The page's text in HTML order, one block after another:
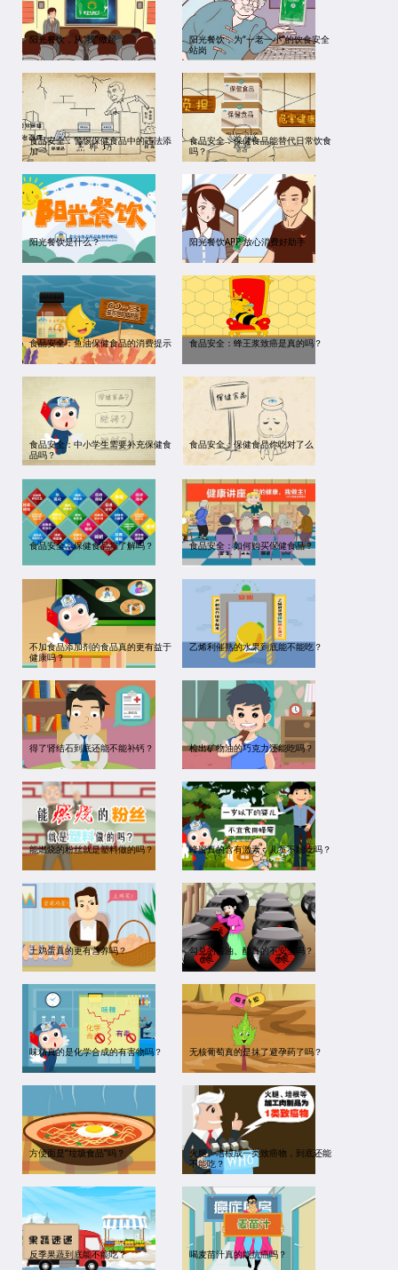
阳光餐饮，从“我”做起
阳光餐饮，为“一老一小”的饮食安全
站岗
食品安全：警惕保健食品中的违法添
加
食品安全：保健食品能替代日常饮食
吗？
阳光餐饮是什么？ 阳光餐饮APP 放心消费好助手
食品安全：鱼油保健食品的消费提示 食品安全：蜂王浆致癌是真的吗？
食品安全：中小学生需要补充保健食
品吗？
食品安全：保健食品你吃对了么
食品安全：保健食品您了解吗？ 食品安全：如何购买保健食品？
不加食品添加剂的食品真的更有益于
健康吗？
乙烯利催熟的水果到底能不能吃？
得了肾结石到底还能不能补钙？ 检出矿物油的巧克力还能吃吗？
能燃烧的粉丝就是塑料做的吗？ 蜂蜜真的含有激素，儿童不能吃吗？
土鸡蛋真的更有营养吗？ 勾兑的酱油、醋真的不安全吗？
味精真的是化学合成的有害物吗？ 无核葡萄真的是抹了避孕药了吗？
方便面是“垃圾食品”吗？
火腿、培根成一类致癌物，到底还能
不能吃？
反季果蔬到底能不能吃？ 喝麦苗汁真的能抗癌吗？